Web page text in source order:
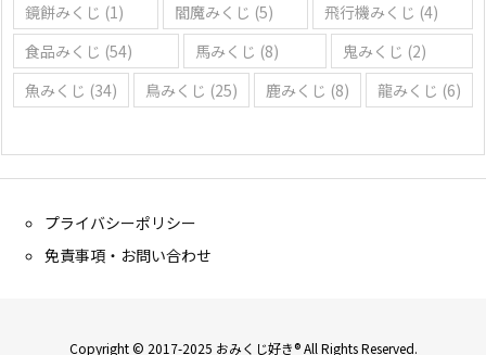
鏡餅みくじ (1) 閻魔みくじ (5) 飛行機みくじ (4)
食品みくじ (54) 馬みくじ (8) 鬼みくじ (2)
魚みくじ (34) 鳥みくじ (25) 鹿みくじ (8) 龍みくじ (6)
プライバシーポリシー
免責事項・お問い合わせ
Copyright © 2017-2025 おみくじ好き® All Rights Reserved.